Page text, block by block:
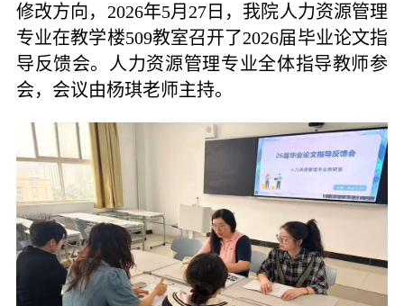
修改方向， 2026年5月 27日，我院人力资源管理
专业在教学楼509教室召开了2026届毕业论文指
导反馈会。人力资源管理专业全体指导教师参
会，会议由杨琪老师主持。